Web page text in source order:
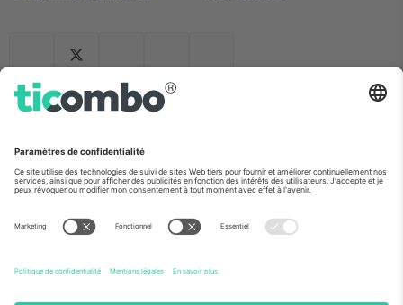
Ticombo France
Mimi Balkanska 132, 1540, Sofia,
Bulgaria
L'entité juridique du fournisseur de la plateforme peut changer en
détails, consultez la page spécifique de l'événement, les mentions